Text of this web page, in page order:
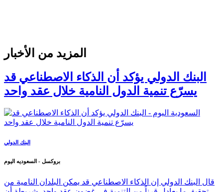
المزيد من الأخبار
البنك الدولي يؤكد أن الذكاء الاصطناعي قد
يسرّع تنمية الدول النامية خلال عقد واحد
البنك الدولي
بروكسل - السعوديه اليوم
قال البنك الدولي إن الذكاء الاصطناعي قد يمكن البلدان النامية من